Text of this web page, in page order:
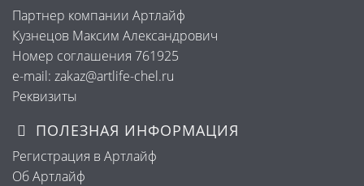
Партнер компании Артлайф
Кузнецов Максим Александрович
Номер соглашения 761925
e-mail: zakaz@artlife-chel.ru
Реквизиты
ПОЛЕЗНАЯ ИНФОРМАЦИЯ
Регистрация в Артлайф
Об Артлайф